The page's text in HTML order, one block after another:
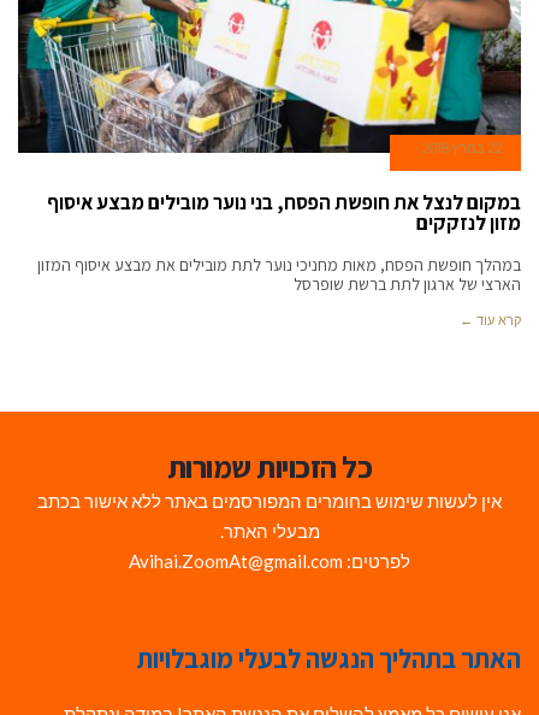
22 במרץ 2018
במקום לנצל את חופשת הפסח, בני נוער מובילים מבצע איסוף
מזון לנזקקים
במהלך חופשת הפסח, מאות מחניכי נוער לתת מובילים את מבצע איסוף המזון
הארצי של ארגון לתת ברשת שופרסל
קרא עוד ←
כל הזכויות שמורות
אין לעשות שימוש בחומרים המפורסמים באתר ללא אישור בכתב
מבעלי האתר.
לפרטים: Avihai.ZoomAt@gmail.com
האתר בתהליך הנגשה לבעלי מוגבלויות